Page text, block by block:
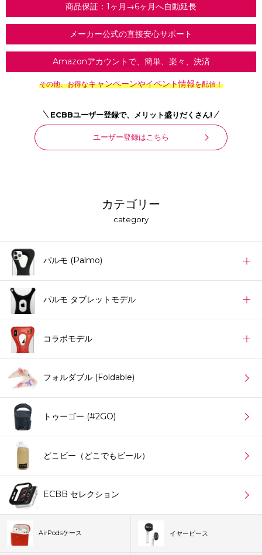
商品保証：1ヶ月→6ヶ月へ自動延長
メーカー公式の直接安心サポート
Amazonアカウントで、簡単、楽々、決済
その他、お得なキャンペーンやイベント情報を配信！
ECBBユーザー登録で、メリット盛りだくさん!
ユーザー登録はこちら
カテゴリー
category
パルモ (Palmo)
パルモ タブレットモデル
コラボモデル
フォルダブル (Foldable)
トゥーゴー (#2GO)
どこビー（どこでもビール）
ECBB セレクション
AirPodsケース イヤーピース